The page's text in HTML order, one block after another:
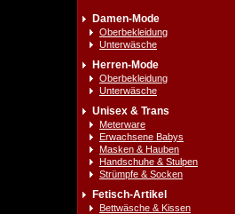
Damen-Mode
Oberbekleidung
Unterwäsche
Herren-Mode
Oberbekleidung
Unterwäsche
Unisex & Trans
Meterware
Erwachsene Babys
Masken & Hauben
Handschuhe & Stulpen
Strümpfe & Socken
Fetisch-Artikel
Bettwäsche & Kissen